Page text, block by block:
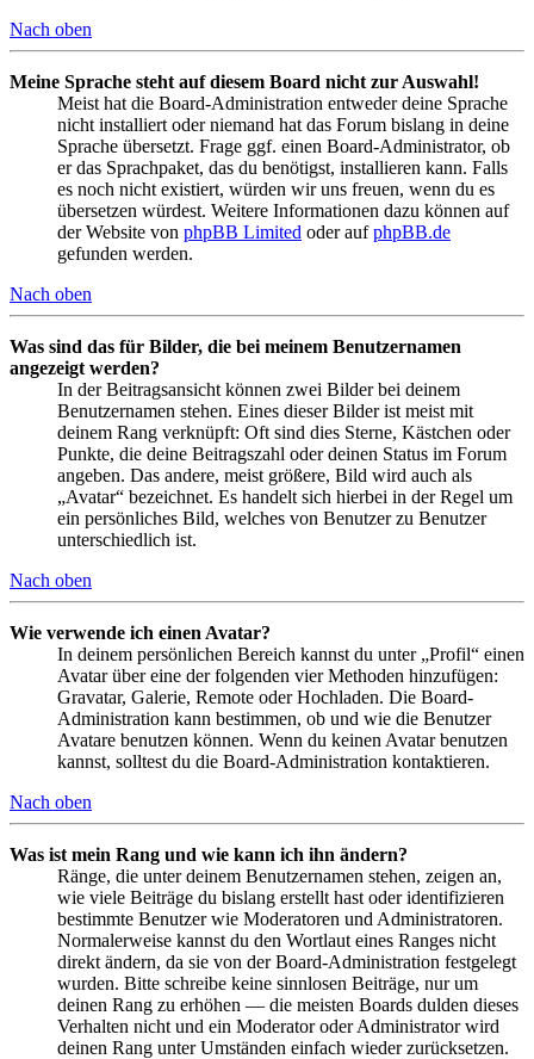
Nach oben
Meine Sprache steht auf diesem Board nicht zur Auswahl!
Meist hat die Board-Administration entweder deine Sprache
nicht installiert oder niemand hat das Forum bislang in deine
Sprache übersetzt. Frage ggf. einen Board-Administrator, ob
er das Sprachpaket, das du benötigst, installieren kann. Falls
es noch nicht existiert, würden wir uns freuen, wenn du es
übersetzen würdest. Weitere Informationen dazu können auf
der Website von phpBB Limited oder aufphpBB.de
gefunden werden.
Nach oben
Was sind das für Bilder, die bei meinem Benutzernamen
angezeigt werden?
In der Beitragsansicht können zwei Bilder bei deinem
Benutzernamen stehen. Eines dieser Bilder ist meist mit
deinem Rang verknüpft: Oft sind dies Sterne, Kästchen oder
Punkte, die deine Beitragszahl oder deinen Status im Forum
angeben. Das andere, meist größere, Bild wird auch als
„Avatar“ bezeichnet. Es handelt sich hierbei in der Regel um
ein persönliches Bild, welches von Benutzer zu Benutzer
unterschiedlich ist.
Nach oben
Wie verwende ich einen Avatar?
In deinem persönlichen Bereich kannst du unter „Profil“ einen
Avatar über eine der folgenden vier Methoden hinzufügen:
Gravatar, Galerie, Remote oder Hochladen. Die Board-
Administration kann bestimmen, ob und wie die Benutzer
Avatare benutzen können. Wenn du keinen Avatar benutzen
kannst, solltest du die Board-Administration kontaktieren.
Nach oben
Was ist mein Rang und wie kann ich ihn ändern?
Ränge, die unter deinem Benutzernamen stehen, zeigen an,
wie viele Beiträge du bislang erstellt hast oder identifizieren
bestimmte Benutzer wie Moderatoren und Administratoren.
Normalerweise kannst du den Wortlaut eines Ranges nicht
direkt ändern, da sie von der Board-Administration festgelegt
wurden. Bitte schreibe keine sinnlosen Beiträge, nur um
deinen Rang zu erhöhen — die meisten Boards dulden dieses
Verhalten nicht und ein Moderator oder Administrator wird
deinen Rang unter Umständen einfach wieder zurücksetzen.